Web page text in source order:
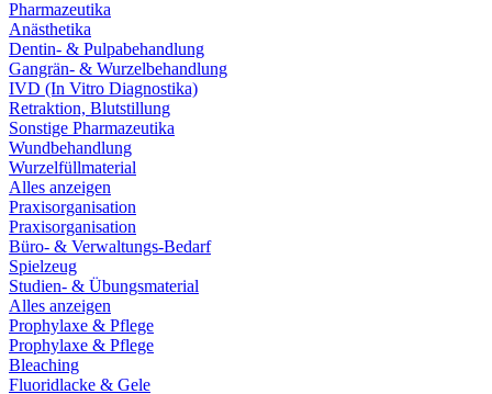
Pharmazeutika
Anästhetika
Dentin- & Pulpabehandlung
Gangrän- & Wurzelbehandlung
IVD (In Vitro Diagnostika)
Retraktion, Blutstillung
Sonstige Pharmazeutika
Wundbehandlung
Wurzelfüllmaterial
Alles anzeigen
Praxisorganisation
Praxisorganisation
Büro- & Verwaltungs-Bedarf
Spielzeug
Studien- & Übungsmaterial
Alles anzeigen
Prophylaxe & Pflege
Prophylaxe & Pflege
Bleaching
Fluoridlacke & Gele